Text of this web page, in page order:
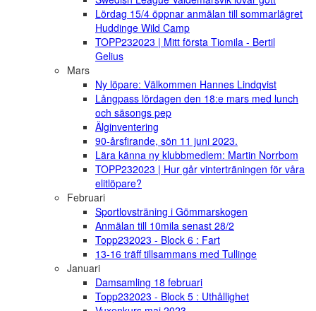
Lördag 15/4 öppnar anmälan till sommarlägret
Huddinge Wild Camp
TOPP232023 | Mitt första Tiomila - Bertil
Gelius
Mars
Ny löpare: Välkommen Hannes Lindqvist
Långpass lördagen den 18:e mars med lunch
och säsongs pep
Älginventering
90-årsfirande, sön 11 juni 2023.
Lära känna ny klubbmedlem: Martin Norrbom
TOPP232023 | Hur går vinterträningen för våra
elitlöpare?
Februari
Sportlovsträning i Gömmarskogen
Anmälan till 10mila senast 28/2
Topp232023 - Block 6 : Fart
13-16 träff tillsammans med Tullinge
Januari
Damsamling 18 februari
Topp232023 - Block 5 : Uthållighet